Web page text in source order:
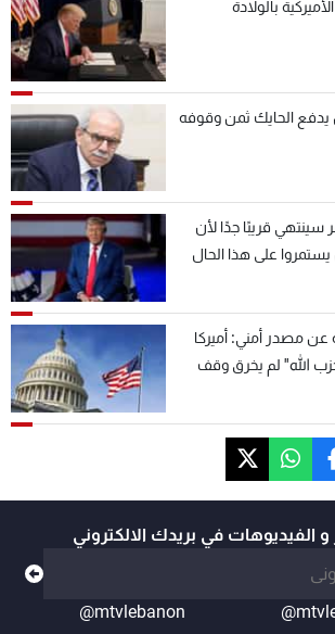
بالولادة
الحايك ثمن وقوفه
سينتهي قريبًا جدًا لأن
يستمروا على هذا الحال
عن مصدر أمني: أميركا
الله" لم يخرق وقف
و الفيديوهات في بريدك الالكتروني
@mtvlebanon